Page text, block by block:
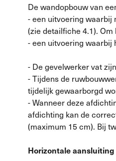
De wandopbouw van
- een uitvoering waarbij
(zie detailfiche 4.1).
- een uitvoering waarbij
- De gevelwerker vat
- Tijdens de
tijdelijk gewaarborgd
- Wanneer deze
afdichting kan de
(maximum 15 cm). Bij
Horizontale